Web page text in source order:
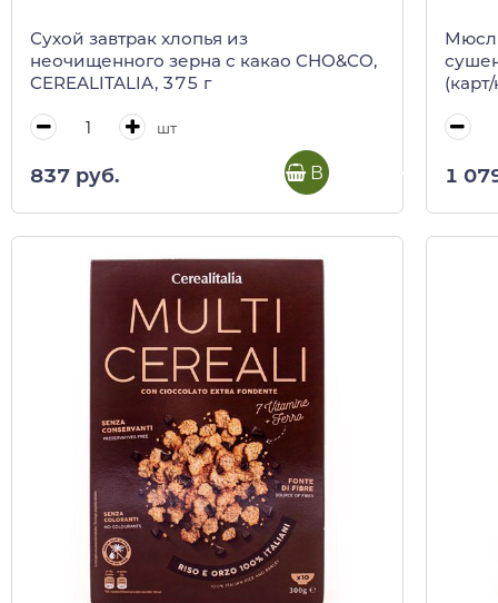
Сухой завтрак хлопья из
неочищенного зерна с какао CHO&CO,
CEREALITALIA, 375 г
шт
837 руб. В корзину 1